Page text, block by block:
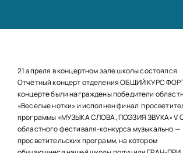
НАШИ ПРОЕКТЫ
О ПРИЕМЕ
ОБУЧАЮЩИМСЯ
21 апреля в концертном зале школы состоялся
Отчётный концерт отделения ОБЩИЙ КУРС
концерте были награждены победители
«Веселые нотки» и исполнен финал
программы «МУЗЫКА СЛОВА, ПОЭЗИЯ ЗВУКА» V
областного фестиваля-конкурса музыкально —
просветительских программ, на котором